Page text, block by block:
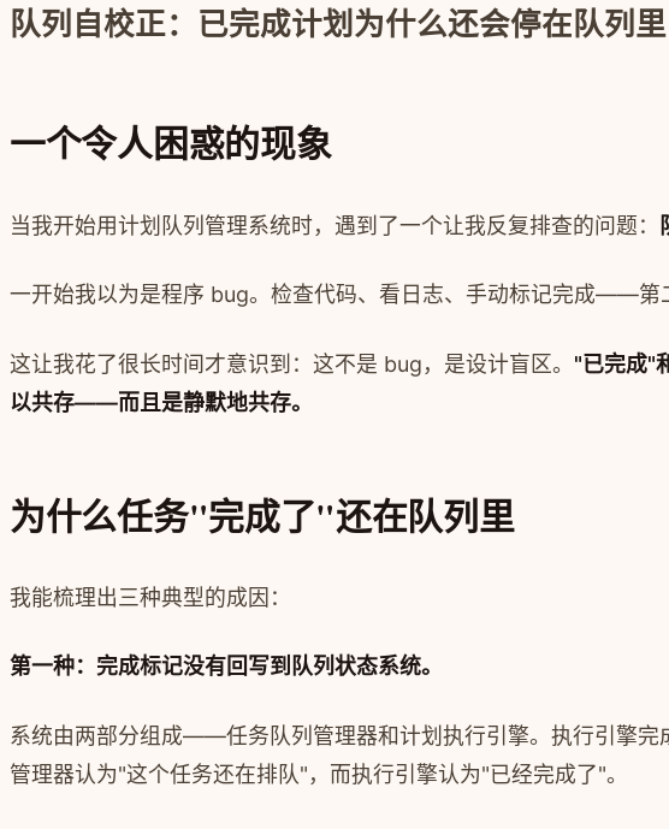
队列自校正：已完成计划为什么还会停在队列里
一个令人困惑的现象
当我开始用计划队列管理系统时，遇到了一个让我反复排查的问题：
一开始我以为是程序 bug。检查代码、看日志、手动标记完成——第
这让我花了很长时间才意识到：这不是 bug，是设计盲区。 "已完成"
以共存——而且是静默地共存。
为什么任务"完成了"还在队列里
我能梳理出三种典型的成因：
第一种：完成标记没有回写到队列状态系统。
系统由两部分组成——任务队列管理器和计划执行引擎。执行引擎完
管理器认为"这个任务还在排队"，而执行引擎认为"已经完成了"。